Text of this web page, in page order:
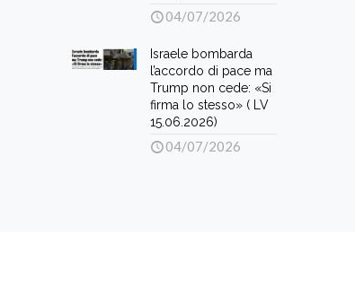
04/07/2026
Israele bombarda
l’accordo di pace ma
Trump non cede: «Si
firma lo stesso» ( LV
15.06.2026)
04/07/2026